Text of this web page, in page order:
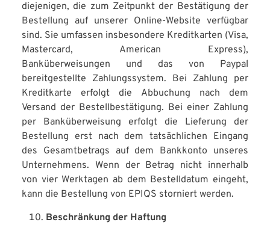
diejenigen, die zum Zeitpunkt der Bestätigung der
Bestellung auf unserer Online-Website verfügbar
sind. Sie umfassen insbesondere Kreditkarten (Visa,
Mastercard, American Express),
Banküberweisungen und das von Paypal
bereitgestellte Zahlungssystem. Bei Zahlung per
Kreditkarte erfolgt die Abbuchung nach dem
Versand der Bestellbestätigung. Bei einer Zahlung
per Banküberweisung erfolgt die Lieferung der
Bestellung erst nach dem tatsächlichen Eingang
des Gesamtbetrags auf dem Bankkonto unseres
Unternehmens. Wenn der Betrag nicht innerhalb
von vier Werktagen ab dem Bestelldatum eingeht,
kann die Bestellung von EPIQS storniert werden.
Beschränkung der Haftung